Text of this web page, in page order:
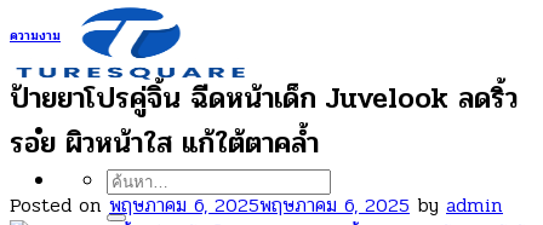
ค้นหา:
ความงาม
ป้ายยาโปรคู่จิ้น ฉีดหน้าเด็ก Juvelook ลดริ้ว
รอย ผิวหน้าใส แก้ใต้ตาคล้ำ
Posted onพฤษภาคม 6, 2025พฤษภาคม 6, 2025 by admin